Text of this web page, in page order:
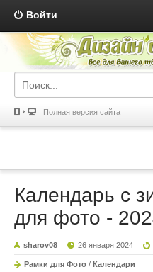
Войти
Полная версия сайта
Календарь с
для фото -
sharov08 26 января 2024
Рамки для Фото / Календари